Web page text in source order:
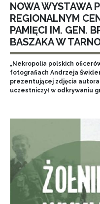
NOWA WYSTAWA
REGIONALNYM
PAMIĘCI IM. GEN.
BASZAKA W
„Nekropolia polskich
fotografiach Andrzeja
prezentującej zdjęcia
uczestniczył w odkrywaniu